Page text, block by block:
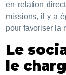
en relation
missions, il y a
pour favoriser la
Le
le